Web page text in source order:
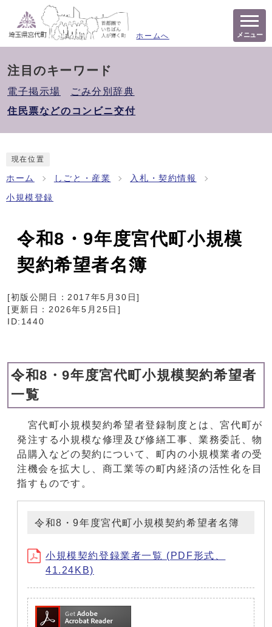
ホームへ メニュー
注目のキーワード
電子掲示場
ごみ分別辞典
住民票などのコンビニ交付
現在位置
ホーム しごと・産業 入札・契約情報
小規模登録
令和8・9年度宮代町小規模
契約希望者名簿
[初版公開日：2017年5月30日]
[更新日： 2026年5月25日 ]
ID:1440
令和8・9年度宮代町小規模契約希望者
一覧
宮代町小規模契約希望者登録制度とは、宮代町が
発注する小規模な修理及び修繕工事、業務委託、物
品購入などの契約について、町内の小規模業者の受
注機会を拡大し、商工業等の町内経済の活性化を目
指すものです。
令和8・9年度宮代町小規模契約希望者名簿
小規模契約登録業者一覧 (PDF形式、
41.24KB)